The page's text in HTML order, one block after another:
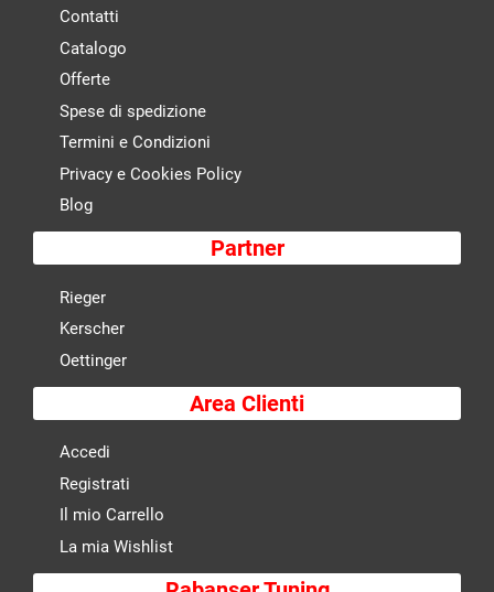
Contatti
Catalogo
Offerte
Spese di spedizione
Termini e Condizioni
Privacy e Cookies Policy
Blog
Partner
Rieger
Kerscher
Oettinger
Area Clienti
Accedi
Registrati
Il mio Carrello
La mia Wishlist